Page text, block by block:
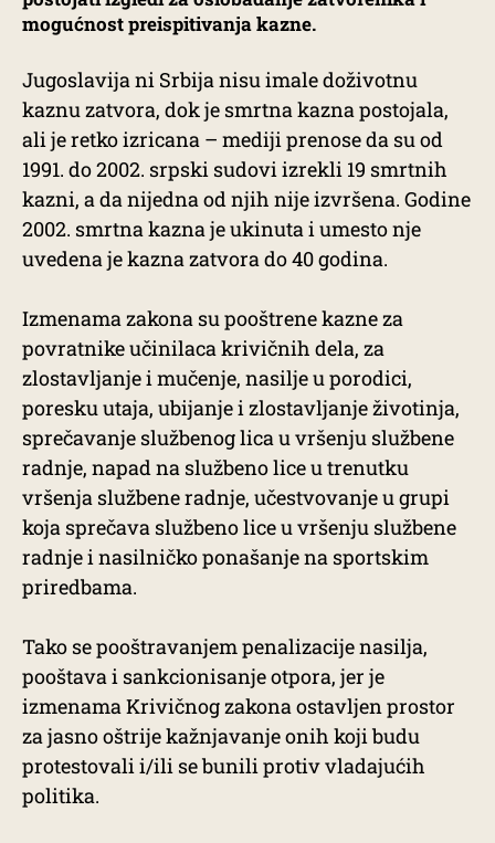
mogućnost preispitivanja kazne.
Jugoslavija ni Srbija nisu imale doživotnu
kaznu zatvora, dok je smrtna kazna postojala,
ali je retko izricana – mediji prenose da su od
1991. do 2002. srpski sudovi izrekli 19 smrtnih
kazni, a da nijedna od njih nije izvršena. Godine
2002. smrtna kazna je ukinuta i umesto nje
uvedena je kazna zatvora do 40 godina.
Izmenama zakona su pooštrene kazne za
povratnike učinilaca krivičnih dela, za
zlostavljanje i mučenje, nasilje u porodici,
poresku utaja, ubijanje i zlostavljanje životinja,
sprečavanje službenog lica u vršenju službene
radnje, napad na službeno lice u trenutku
vršenja službene radnje, učestvovanje u grupi
koja sprečava službeno lice u vršenju službene
radnje i nasilničko ponašanje na sportskim
priredbama.
Tako se pooštravanjem penalizacije nasilja,
pooštava i sankcionisanje otpora, jer je
izmenama Krivičnog zakona ostavljen prostor
za jasno oštrije kažnjavanje onih koji budu
protestovali i/ili se bunili protiv vladajućih
politika.